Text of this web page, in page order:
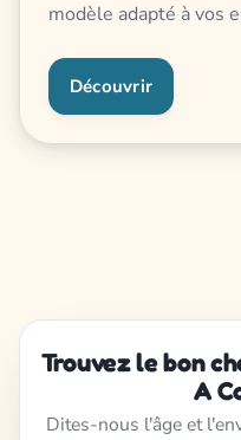
modèle adapté à vos
Découvrir
Trouvez le bon
A
Dites-nous l'âge et